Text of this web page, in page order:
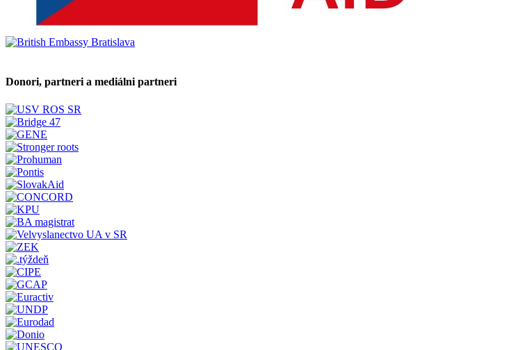
Donori, partneri a mediálni partneri